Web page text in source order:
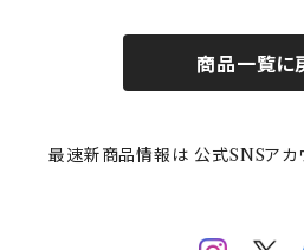
mofusand（モフサンド）
mofsand×日比谷花壇
HANAE MORI(ハナエモリ)
THE BEATLES(ザ・ビートルズ)
隅切り重箱
メイメイウェア
SoSo(ソソ）
商品一覧に
最速新商品情報は 公式SNSアカ